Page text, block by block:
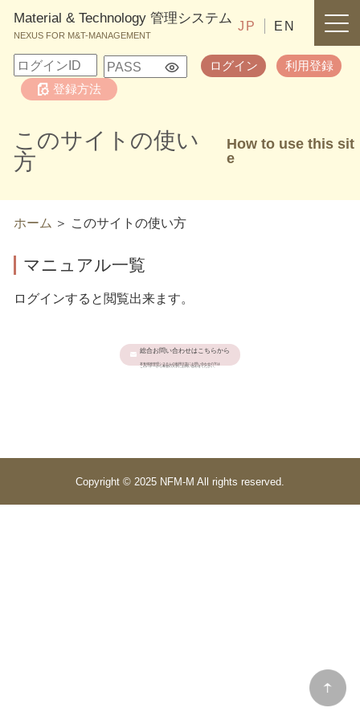
Material & Technology 管理システム
NEXUS FOR M&T-MANAGEMENT
ログイン
利用登録
登録方法
JP EN
このサイトの使い
方
How to use this sit
e
ホーム このサイトの使い方
マニュアル一覧
ログインすると閲覧出来ます。
総合お問い合わせはこちらから
本有体物管理システムの利用大学にお問い合わせの方は
このバナーから希望の大学にお問い合わせください。
Copyright © 2025 NFM-M All rights reserved.